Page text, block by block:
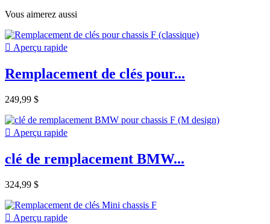
Vous aimerez aussi
 Aperçu rapide
Remplacement de clés pour...
249,99 $
 Aperçu rapide
clé de remplacement BMW...
324,99 $
 Aperçu rapide